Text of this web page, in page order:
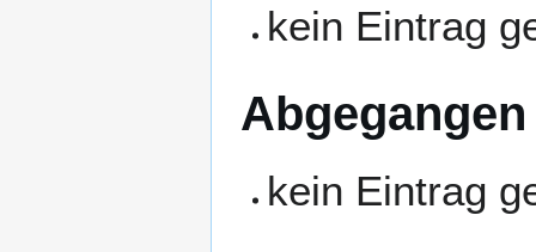
kein Eintrag
Abgegangen
kein Eintrag